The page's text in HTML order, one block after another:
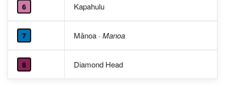
6 Kapahulu
7 Mānoa · Manoa
8 Diamond Head